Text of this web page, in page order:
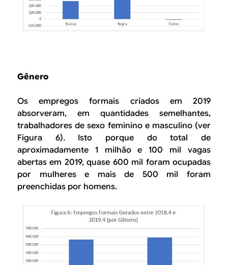
Gênero
Os empregos formais criados em 2019
absorveram, em quantidades semelhantes,
trabalhadores de sexo feminino e masculino (ver
Figura 6). Isto porque do total de
aproximadamente 1 milhão e 100 mil vagas
abertas em 2019, quase 600 mil foram ocupadas
por mulheres e mais de 500 mil foram
preenchidas por homens.